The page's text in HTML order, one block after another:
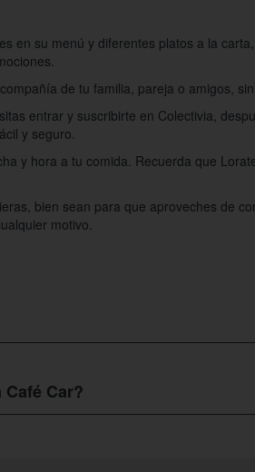
en su menú y diferentes platos a la carta,
de tu familia, pareja o amigos,
entrar y suscribirte en Colectivia,
y seguro.
y hora a tu comida. Recuerda que
bien sean para que aproveches de
motivo.
07:00 a la 01:00, sábado desde las
Car?